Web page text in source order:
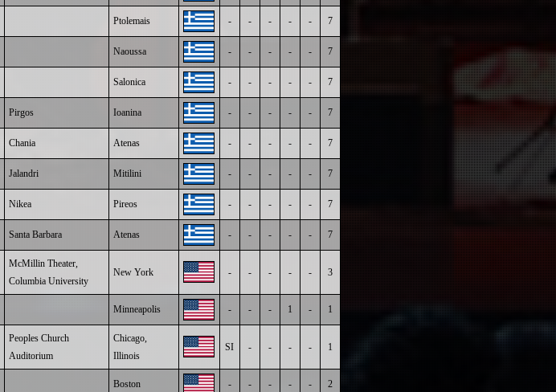
Ptolemais - - - - - 7
Naoussa - - - - - 7
Salonica - - - - - 7
Pirgos Ioanina - - - - - 7
Chania Atenas - - - - - 7
Jalandri Mitilini - - - - - 7
Nikea Pireos - - - - - 7
Santa Barbara Atenas - - - - - 7
McMillin Theater,
Columbia University
New York - - - - - 3
Minneapolis - - - 1 - 1
Peoples Church
Auditorium
Chicago,
Illinois
SI - - - - 1
Boston - - - - - 2